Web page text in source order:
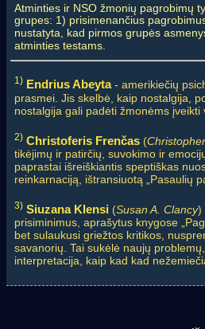
Atminties ir NSO žmonių pagrobimų
grupes: 1) prisimenančius
nustatyta, kad pirmos grupės
atminties testams.
1) Endrius Abeyta- amerikiečių
prasmei. Jis skelbė, kaip nostalgija,
nostalgija gali padėti žmonėms įveikti
2) Christoferis Frenčas(
tikėjimų ir patirčių, suvokimo ir
paprastai išreiškiantis speptiškas
reinkarnaciją, ištransiuotą „Pasaulių
3) Siuzana Klensi(Susan A. Clancy)
prisiminimus, aprašytus knygose
bet sulaukusi griežtos kritikos,
savanorių. Tai sukėlė naujų
interpretacija, kaip kad kad